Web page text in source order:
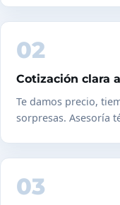
02
Cotización clara
Te damos precio,
sorpresas. Asesoría
03